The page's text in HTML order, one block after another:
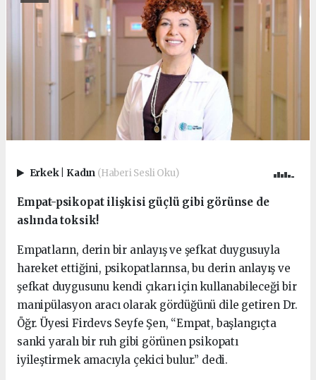
Erkek Kadın (Haberi Sesli Oku)
Empat-psikopat ilişkisi güçlü gibi görünse de
aslında toksik!
Empatların, derin bir anlayış ve şefkat duygusuyla
hareket ettiğini, psikopatlarınsa, bu derin anlayış ve
şefkat duygusunu kendi çıkarı için kullanabileceği bir
manipülasyon aracı olarak gördüğünü dile getiren Dr.
Öğr. Üyesi Firdevs Seyfe Şen, “Empat, başlangıçta
sanki yaralı bir ruh gibi görünen psikopatı
iyileştirmek amacıyla çekici bulur.” dedi.